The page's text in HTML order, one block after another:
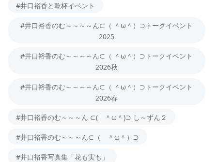
#井口裕香と乾杯イベント
#井口裕香のむ～～～～ん⊂（ ＾ω＾）⊃トークイベント
2025
#井口裕香のむ～～～～ん⊂（ ＾ω＾）⊃トークイベント
2026秋
#井口裕香のむ～～～～ん⊂（ ＾ω＾）⊃トークイベント
2026春
#井口裕香のむ～～～ん ⊂( ＾ω＾)⊃ し～ずん２
#井口裕香のむ～～～ん⊂（ ＾ω＾）⊃
#井口裕香写真集「花も実も」